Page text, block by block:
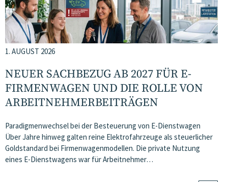
1. AUGUST 2026
NEUER SACHBEZUG AB 2027 FÜR E-
FIRMENWAGEN UND DIE ROLLE VON
ARBEITNEHMER​­BEITRÄGEN
Paradigmenwechsel bei der Besteuerung von E-Dienstwagen
Über Jahre hinweg galten reine Elektrofahrzeuge als steuerlicher
Goldstandard bei Firmenwagenmodellen. Die private Nutzung
eines E-Dienstwagens war für Arbeitnehmer…